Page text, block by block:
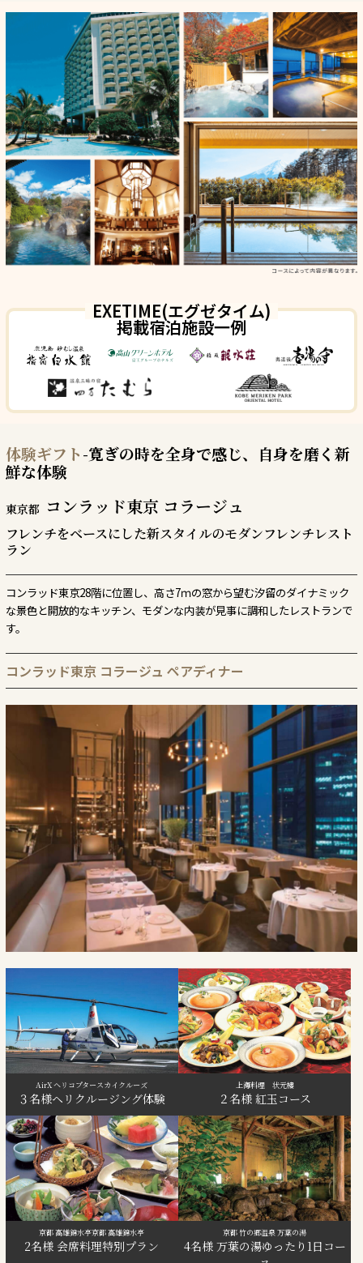
EXETIME(エグゼタイム)
掲載宿泊施設一例
体験ギフト-寛ぎの時を全身で感じ、自身を磨く新
鮮な体験
東京都 コンラッド東京 コラージュ
フレンチをベースにした新スタイルのモダンフレンチレスト
ラン
コンラッド東京28階に位置し、高さ7ｍの窓から望む汐留のダイナミック
な景色と開放的なキッチン、モダンな内装が見事に調和したレストランで
す。
コンラッド東京 コラージュ ペアディナー
AirX ヘリコプタースカイクルーズ
３名様ヘリクルージング体験
上海料理 状元樓
２名様 紅玉コース
京都 高雄錦水亭京都 高雄錦水亭
2名様 会席料理特別プラン
京都 竹の郷温泉 万葉の湯
4名様 万葉の湯ゆったり1日コー